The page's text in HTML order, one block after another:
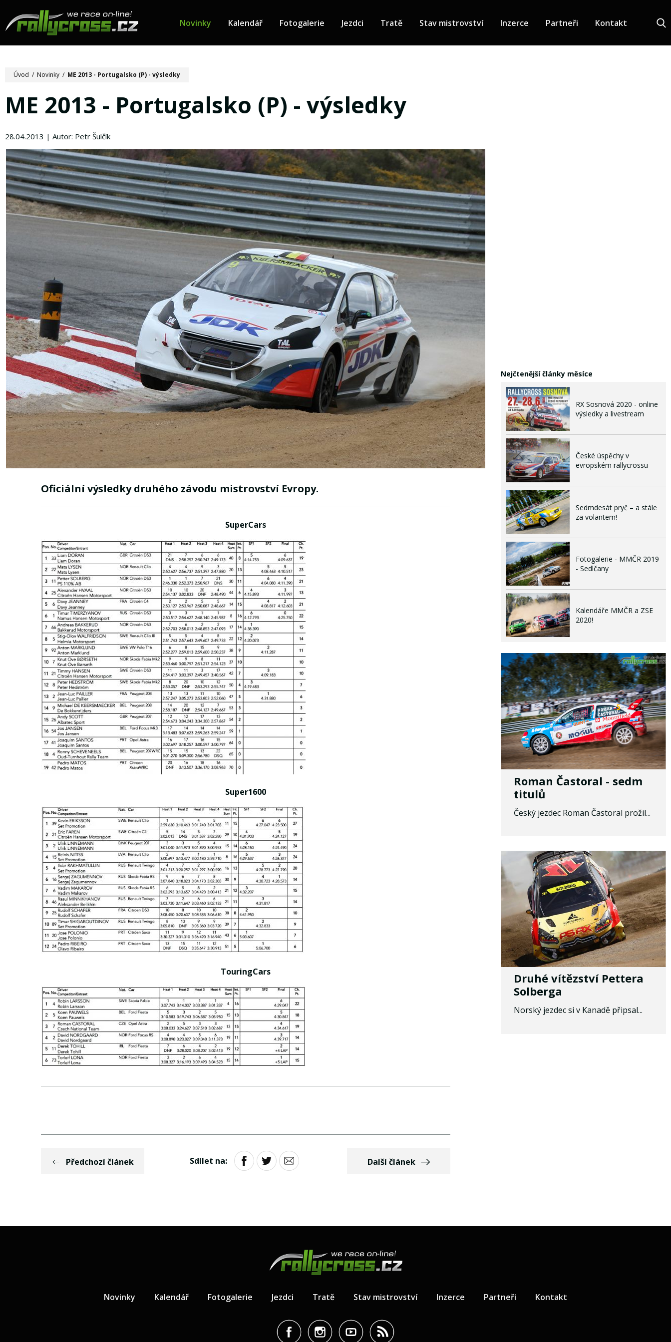
Novinky Kalendář Fotogalerie Jezdci Tratě Stav mistrovství Inzerce Partneři Kontakt
Úvod / Novinky / ME 2013 - Portugalsko (P) - výsledky
ME 2013 - Portugalsko (P) - výsledky
28.04.2013 | Autor: Petr Šulčík
Oficiální výsledky druhého závodu mistrovství Evropy.
SuperCars
Super1600
TouringCars
Předchozí článek Sdílet na: Další článek
Nejčtenější články měsíce
RX Sosnová 2020 - online
výsledky a livestream
České úspěchy v
evropském rallycrossu
Sedmdesát pryč – a stále
za volantem!
Fotogalerie - MMČR 2019
- Sedlčany
Kalendáře MMČR a ZSE
2020!
Roman Častoral - sedm
titulů
Český jezdec Roman Častoral prožil...
Druhé vítězství Pettera
Solberga
Norský jezdec si v Kanadě připsal...
Novinky Kalendář Fotogalerie Jezdci Tratě Stav mistrovství Inzerce Partneři Kontakt